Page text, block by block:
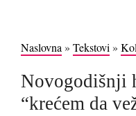
Naslovna» Tekstovi»
Novogodišnji
“krećem da